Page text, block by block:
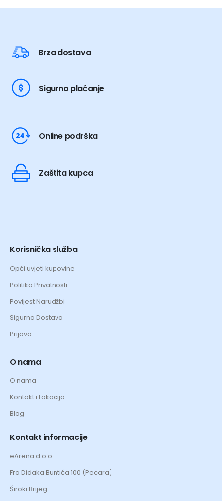
Brza dostava
Sigurno plaćanje
Online podrška
Zaštita kupca
Korisnička služba
Opći uvjeti kupovine
Politika Privatnosti
Povijest Narudžbi
Sigurna Dostava
Prijava
O nama
O nama
Kontakt i Lokacija
Blog
Kontakt informacije
eArena d.o.o.
Fra Didaka Buntića 100 (Pecara)
Široki Brijeg